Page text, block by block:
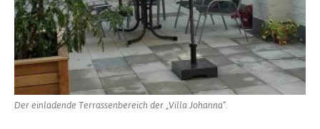
Der einladende Terrassenbereich der „Villa Johanna“.